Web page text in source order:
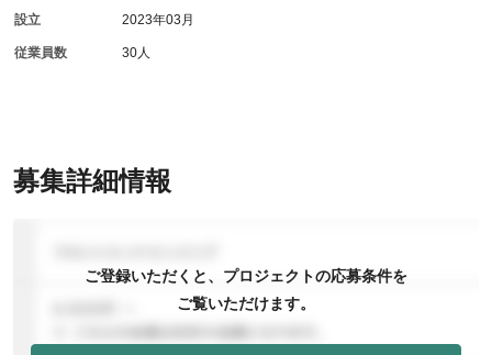
募集詳細情報
ご登録いただくと、プロジェクトの応募条件を
ご覧いただけます。
設立 2023年03月
従業員数 30人